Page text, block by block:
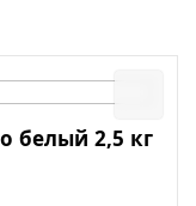
белый 2,5 кг